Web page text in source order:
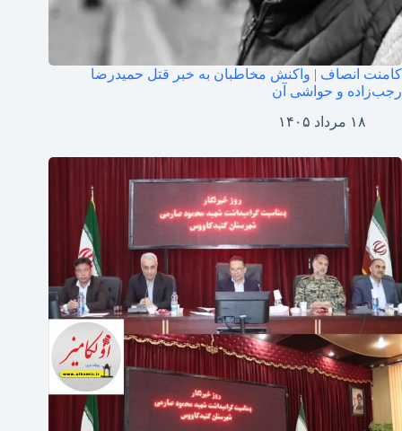
کامنت انصاف | واکنش مخاطبان به خبر قتل حمیدرضا
رجب‌زاده و حواشی آن
۱۸ مرداد ۱۴۰۵